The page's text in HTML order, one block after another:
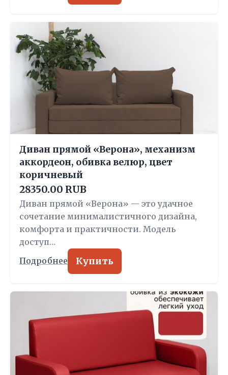
Диван прямой «Верона», механизм
аккордеон, обивка велюр, цвет
коричневый
28350.00 RUB
Диван прямой «Верона» — это удачное
сочетание минималистичного дизайна,
комфорта и практичности. Модель
доступ…
Подробнее Купить